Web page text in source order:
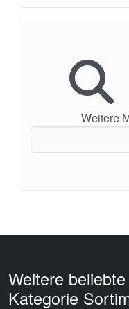
Weitere
Weitere
Kategorie